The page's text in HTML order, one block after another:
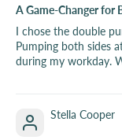
A Game-Changer for
I chose the double
Pumping both sides
during my workday.
Stella Cooper